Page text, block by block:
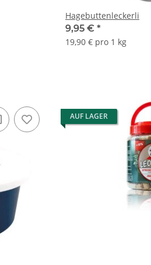
Hagebuttenleckerli
9,95 € *
19,90 € pro 1 kg
AUF LAGER